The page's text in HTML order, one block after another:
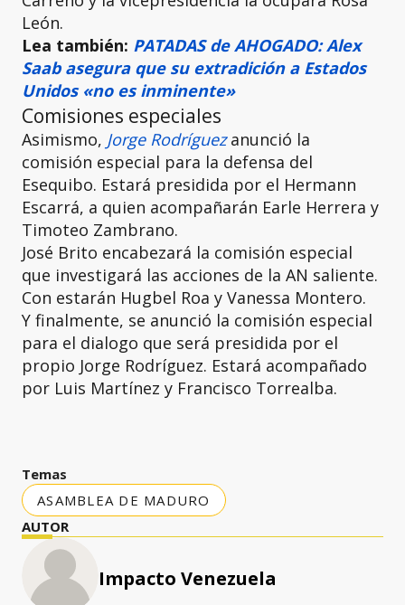
León.
Lea también: PATADAS de AHOGADO: Alex
Saab asegura que su extradición a Estados
Unidos «no es inminente»
Comisiones especiales
Asimismo, Jorge Rodríguezanunció la
comisión especial para la defensa del
Esequibo. Estará presidida por el Hermann
Escarrá, a quien acompañarán Earle Herrera y
Timoteo Zambrano.
José Brito encabezará la comisión especial
que investigará las acciones de la AN saliente.
Con estarán Hugbel Roa y Vanessa Montero.
Y finalmente, se anunció la comisión especial
para el dialogo que será presidida por el
propio Jorge Rodríguez. Estará acompañado
por Luis Martínez y Francisco Torrealba.
Temas
ASAMBLEA DE MADURO
AUTOR
Impacto Venezuela